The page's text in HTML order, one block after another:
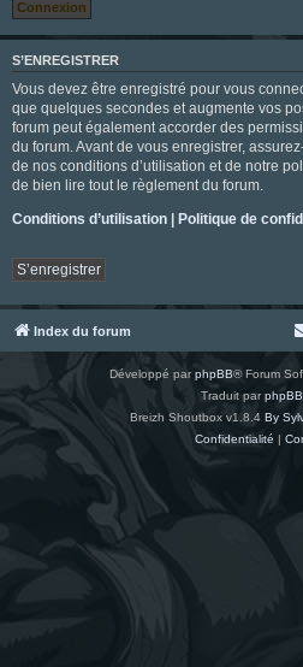
S’ENREGISTRER
Vous devez être enregistré pour vous
que quelques secondes et augmente vos
forum peut également accorder des
du forum. Avant de vous enregistrer,
de nos conditions d’utilisation et de notre
de bien lire tout le règlement du forum.
Conditions d’utilisation | Politique de
S’enregistrer
Index du forum
Développé parphpBB® Forum
Traduit par
Breizh Shoutbox v1.8.4 By
Confidentialité |